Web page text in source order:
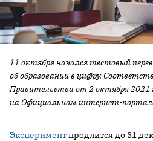
11 октября начался тестовый
об образовании в цифру.
Правительства от 2 октября 2021
на Официальном интернет-
Экспериментпродлится до 31